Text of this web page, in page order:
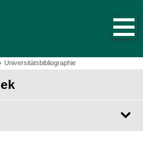
Universitätsbibliographie